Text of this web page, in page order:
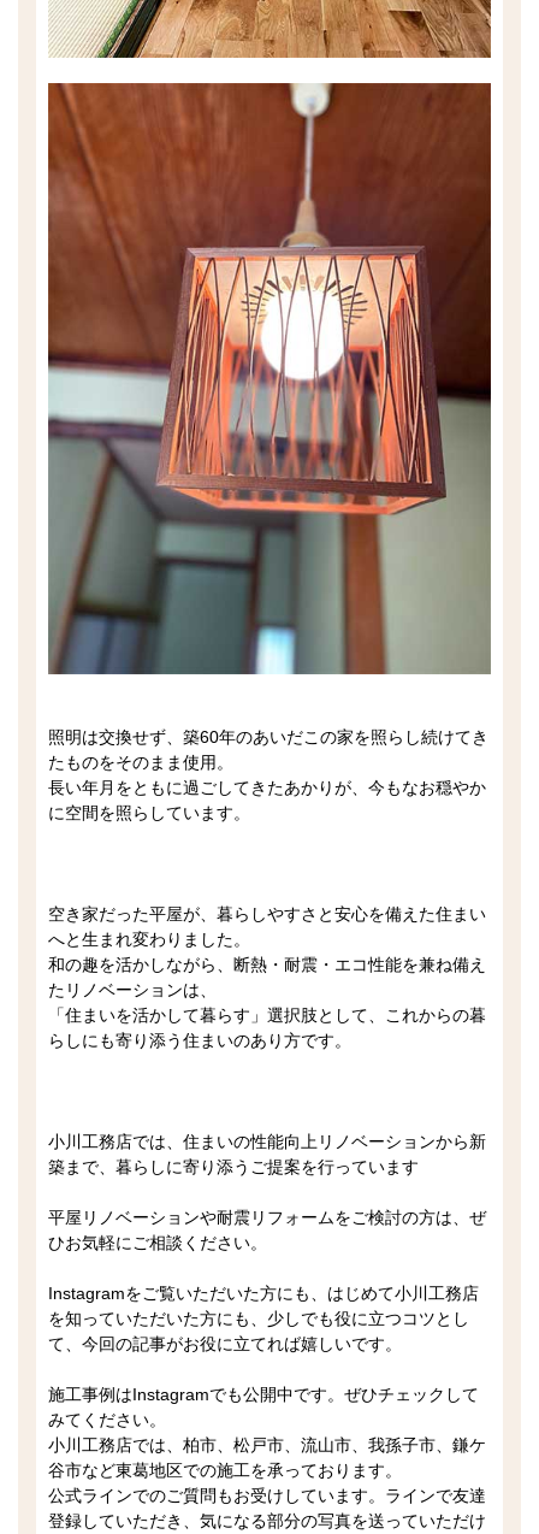
照明は交換せず、築60年のあいだこの家を照らし続けてき
たものをそのまま使用。
長い年月をともに過ごしてきたあかりが、今もなお穏やか
に空間を照らしています。
空き家だった平屋が、暮らしやすさと安心を備えた住まい
へと生まれ変わりました。
和の趣を活かしながら、断熱・耐震・エコ性能を兼ね備え
たリノベーションは、
「住まいを活かして暮らす」選択肢として、これからの暮
らしにも寄り添う住まいのあり方です。
小川工務店では、住まいの性能向上リノベーションから新
築まで、暮らしに寄り添うご提案を行っています
平屋リノベーションや耐震リフォームをご検討の方は、ぜ
ひお気軽にご相談ください。
Instagramをご覧いただいた方にも、はじめて小川工務店
を知っていただいた方にも、少しでも役に立つコツとし
て、今回の記事がお役に立てれば嬉しいです。
施工事例はInstagramでも公開中です。ぜひチェックして
みてください。
小川工務店では、柏市、松戸市、流山市、我孫子市、鎌ケ
谷市など東葛地区での施工を承っております。
公式ラインでのご質問もお受けしています。ラインで友達
登録していただき、気になる部分の写真を送っていただけ